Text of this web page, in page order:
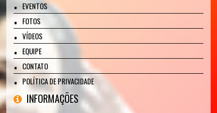
EVENTOS
FOTOS
VÍDEOS
EQUIPE
CONTATO
POLÍTICA DE PRIVACIDADE
INFORMAÇÕES